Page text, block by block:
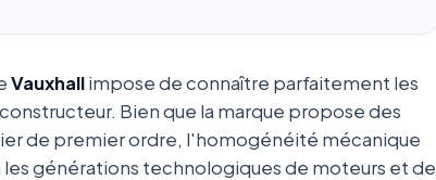
Vauxhallimpose de connaître parfaitement les
Bien que la marque propose des
de premier ordre, l'homogénéité mécanique
générations technologiques de moteurs et de